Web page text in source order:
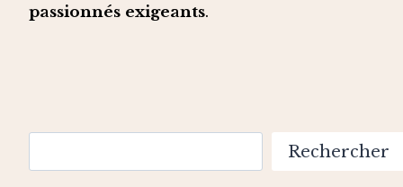
passionnés exigeants.
Rechercher